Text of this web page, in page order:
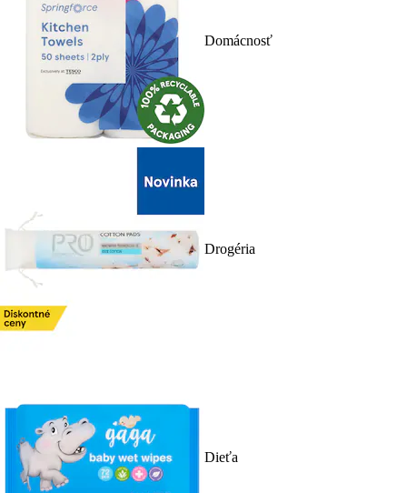
Domácnosť
Drogéria
Dieťa